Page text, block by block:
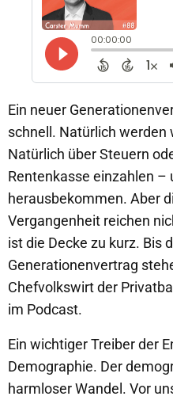
Ein neuer
schnell. Natürlich werden
Natürlich über Steuern
Rentenkasse einzahlen –
herausbekommen. Aber
Vergangenheit reichen
ist die Decke zu kurz. Bis
Generationenvertrag
Chefvolkswirt der
im Podcast.
Ein wichtiger Treiber der
Demographie. Der
harmloser Wandel. Vor